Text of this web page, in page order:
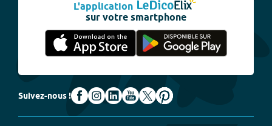
L'application
sur votre smartphone
Suivez-nous !